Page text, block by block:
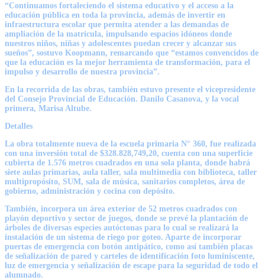
“Continuamos fortaleciendo el sistema educativo y el acceso a la
educación pública en toda la provincia, además de invertir en
infraestructura escolar que permita atender a las demandas de
ampliación de la matrícula, impulsando espacios idóneos donde
nuestros niños, niñas y adolescentes puedan crecer y alcanzar sus
sueños”, sostuvo Koopmann, remarcando que “estamos convencidos de
que la educación es la mejor herramienta de transformación, para el
impulso y desarrollo de nuestra provincia”.
En la recorrida de las obras, también estuvo presente el vicepresidente
del Consejo Provincial de Educación. Danilo Casanova, y la vocal
primera, Marisa Altube.
Detalles
La obra totalmente nueva de la escuela primaria N° 360, fue realizada
con una inversión total de $328.828,749,20, cuenta con una superficie
cubierta de 1.576 metros cuadrados en una sola planta, donde habrá
siete aulas primarias, aula taller, sala multimedia con biblioteca, taller
multipropósito, SUM, sala de música, sanitarios completos, área de
gobierno, administración y cocina con depósito.
También, incorpora un área exterior de 52 metros cuadrados con
playón deportivo y sector de juegos, donde se prevé la plantación de
árboles de diversas especies autóctonas para lo cual se realizará la
instalación de un sistema de riego por goteo. Aparte de incorporar
puertas de emergencia con botón antipático, como así también placas
de señalización de pared y carteles de identificación foto luminiscente,
luz de emergencia y señalización de escape para la seguridad de todo el
alumnado.